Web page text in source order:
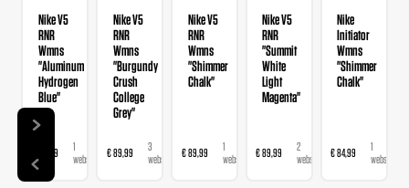
Nike V5
RNR
Wmns
"Aluminum
Hydrogen
Blue"
€ 89,99
1
webshop
Nike V5
RNR
Wmns
"Burgundy
Crush
College
Grey"
€ 89,99
3
webshops
Nike V5
RNR
Wmns
"Shimmer
Chalk"
€ 89,99
1
webshop
Nike V5
RNR
"Summit
White
Light
Magenta"
€ 89,99
2
webshops
Nike
Initiator
Wmns
"Shimmer
Chalk"
€ 84,99
1
webshop